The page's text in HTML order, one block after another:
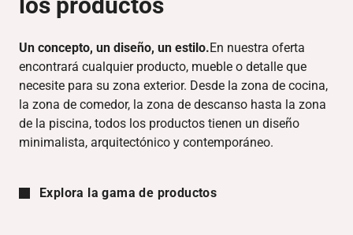
Un concepto, un diseño, un estilo.En nuestra oferta
encontrará cualquier producto, mueble o detalle que
necesite para su zona exterior. Desde la zona de cocina,
la zona de comedor, la zona de descanso hasta la zona
de la piscina, todos los productos tienen un diseño
minimalista, arquitectónico y contemporáneo.
Explora la gama de productos